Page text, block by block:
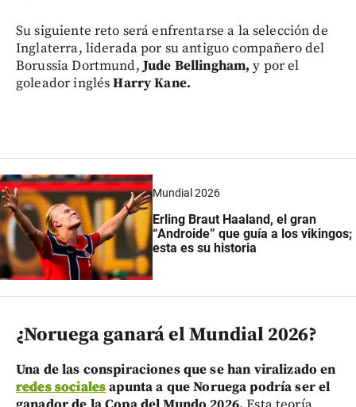
Su siguiente reto será enfrentarse a la selección de
Inglaterra, liderada por su antiguo compañero del
Borussia Dortmund,Jude Bellingham, y por el
goleador inglésHarry Kane.
Mundial 2026
Erling Braut Haaland, el gran
“Androide” que guía a los vikingos;
esta es su historia
¿Noruega ganará el Mundial 2026?
Una de las conspiraciones que se han viralizado en
redes socialesapunta a que Noruega podría ser el